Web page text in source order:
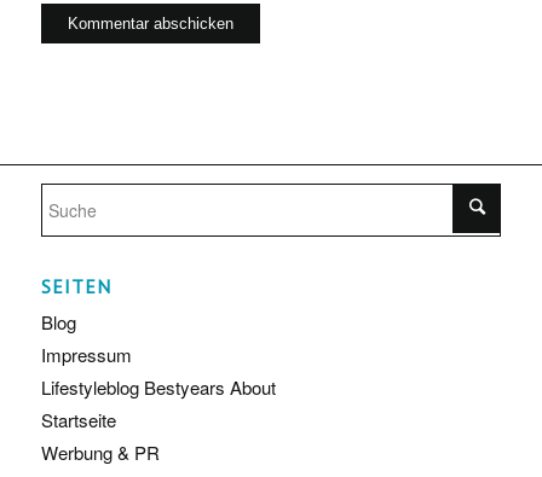
SEITEN
Blog
Impressum
Lifestyleblog Bestyears About
Startseite
Werbung & PR